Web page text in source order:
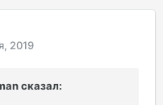
2019
сказал: